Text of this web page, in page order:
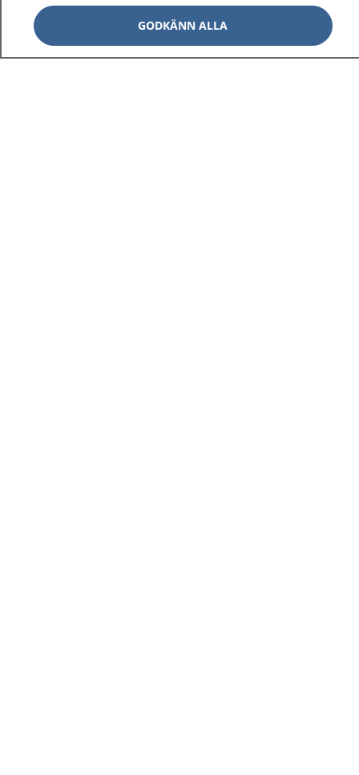
GODKÄNN ALLA